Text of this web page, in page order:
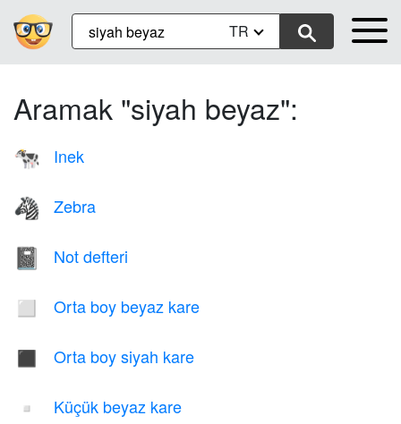
TR
Aramak "siyah beyaz":
🐄 Inek
🦓 Zebra
📓 Not defteri
◻️ Orta boy beyaz kare
◼️ Orta boy siyah kare
▫️ Küçük beyaz kare